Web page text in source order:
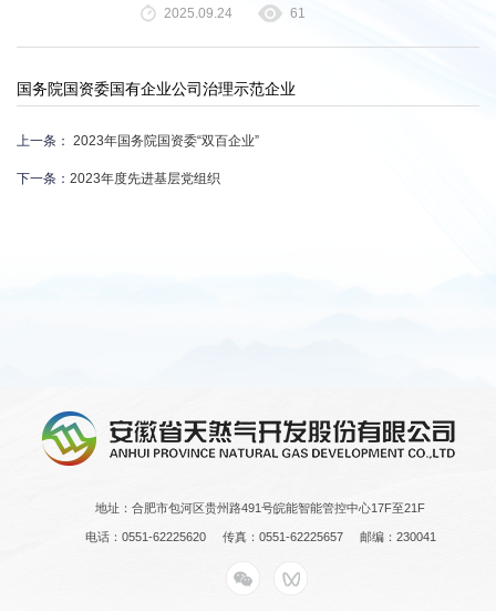
2025.09.24 61
国务院国资委国有企业公司治理示范企业
上一条： 2023年国务院国资委“双百企业”
下一条： 2023年度先进基层党组织
地址：合肥市包河区贵州路491号皖能智能管控中心17F至21F
电话：0551-62225620 传真：0551-62225657 邮编：230041